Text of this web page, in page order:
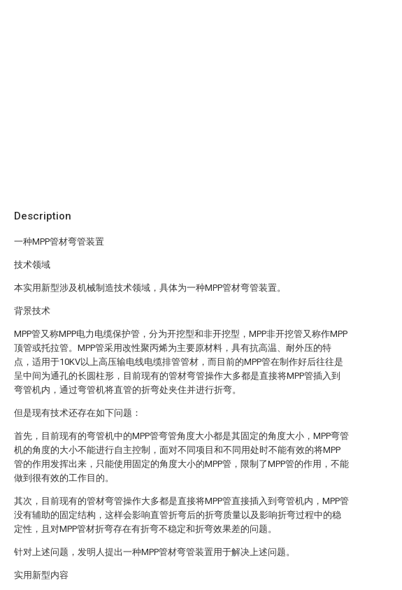
Description
一种MPP管材弯管装置
技术领域
本实用新型涉及机械制造技术领域，具体为一种MPP管材弯管装置。
背景技术
MPP管又称MPP电力电缆保护管，分为开挖型和非开挖型，MPP非开挖管又称作MPP
顶管或托拉管。MPP管采用改性聚丙烯为主要原材料，具有抗高温、耐外压的特
点，适用于10KV以上高压输电线电缆排管管材，而目前的MPP管在制作好后往往是
呈中间为通孔的长圆柱形，目前现有的管材弯管操作大多都是直接将MPP管插入到
弯管机内，通过弯管机将直管的折弯处夹住并进行折弯。
但是现有技术还存在如下问题：
首先，目前现有的弯管机中的MPP管弯管角度大小都是其固定的角度大小，MPP弯管
机的角度的大小不能进行自主控制，面对不同项目和不同用处时不能有效的将MPP
管的作用发挥出来，只能使用固定的角度大小的MPP管，限制了MPP管的作用，不能
做到很有效的工作目的。
其次，目前现有的管材弯管操作大多都是直接将MPP管直接插入到弯管机内，MPP管
没有辅助的固定结构，这样会影响直管折弯后的折弯质量以及影响折弯过程中的稳
定性，且对MPP管材折弯存在有折弯不稳定和折弯效果差的问题。
针对上述问题，发明人提出一种MPP管材弯管装置用于解决上述问题。
实用新型内容